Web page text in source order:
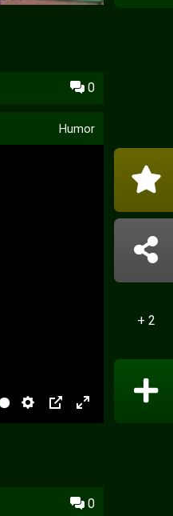
0
Humor
PIP
+ 2
0